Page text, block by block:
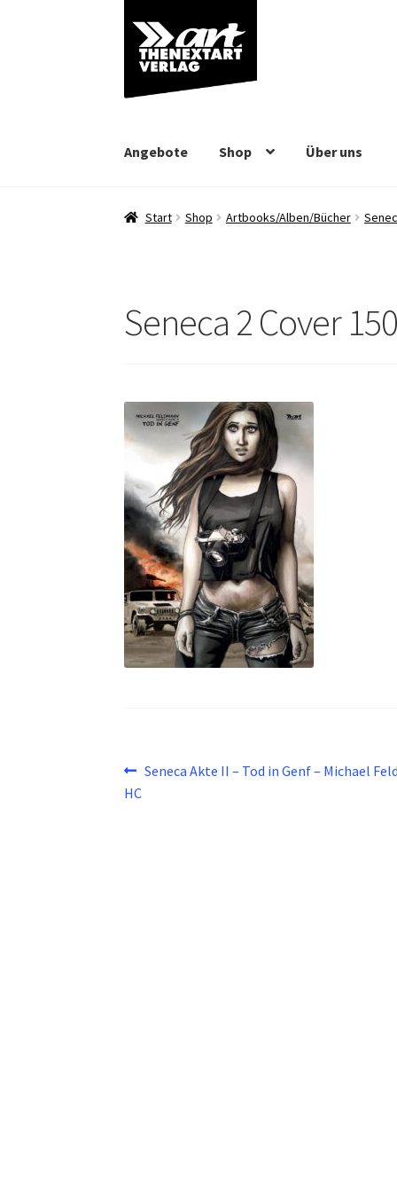
Zur
Navigation
springen
Zum
Inhalt
springen
Angebote Shop Über uns
Start Shop Artbooks/Alben/Bücher
Seneca 2 Cover
Beitragsnavigation
Vorheriger
Seneca Akte II – Tod in Genf – Michael
HC